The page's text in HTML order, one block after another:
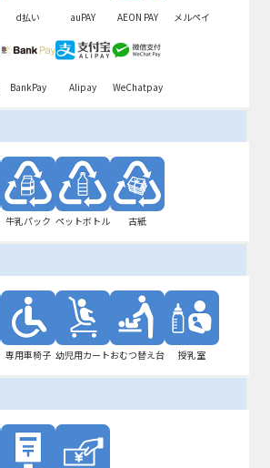
d払い auPAY AEON PAY メルペイ
BankPay Alipay WeChatpay
牛乳パック ペットボトル 古紙
専用車椅子 幼児用カートおむつ替え台 授乳室